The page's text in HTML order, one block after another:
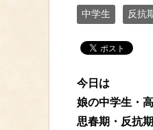
中学生 反抗
今日は
娘の中学生・
思春期・反抗